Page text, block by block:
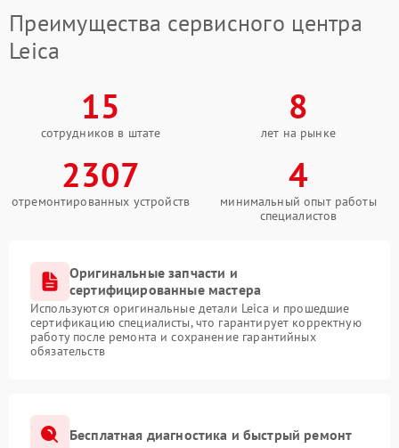
Преимущества сервисного центра
Leica
15
сотрудников в штате
8
лет на рынке
2307
отремонтированных устройств
4
минимальный опыт работы
специалистов
Оригинальные запчасти и
сертифицированные мастера
Используются оригинальные детали Leica и прошедшие
сертификацию специалисты, что гарантирует корректную
работу после ремонта и сохранение гарантийных
обязательств
Бесплатная диагностика и быстрый ремонт